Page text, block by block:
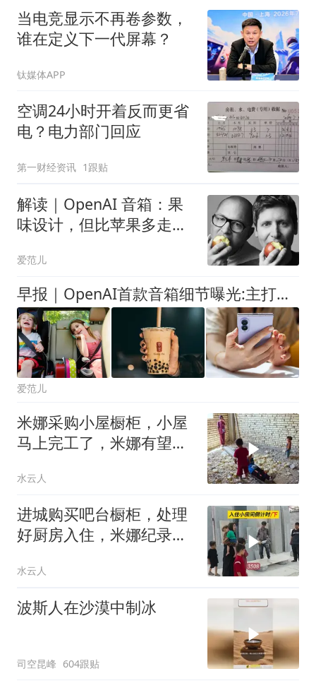
当电竞显示不再卷参数，
谁在定义下一代屏幕？
钛媒体APP
空调24小时开着反而更省
电？电力部门回应
第一财经资讯 1跟贴
解读｜OpenAI 音箱：果
味设计，但比苹果多走一
爱范儿
早报｜OpenAI首款音箱细节曝光:主打「有生命感」的交互/DeepSeek预告将大幅涨价/Switch 2累计销量达2368万台
爱范儿
米娜采购小屋橱柜，小屋
马上完工了，米娜有望早
水云人
进城购买吧台橱柜，处理
好厨房入住，米娜纪录片
水云人
波斯人在沙漠中制冰
司空昆峰 604跟贴